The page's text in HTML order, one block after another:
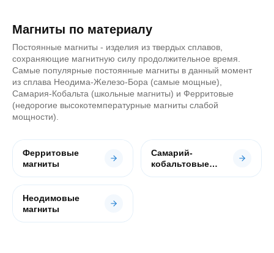
Магниты по материалу
Постоянные магниты - изделия из твердых сплавов,
сохраняющие магнитную силу продолжительное время.
Самые популярные постоянные магниты в данный момент
из сплава Неодима-Железо-Бора (самые мощные),
Самария-Кобальта (школьные магниты) и Ферритовые
(недорогие высокотемпературные магниты слабой
мощности).
Ферритовые
магниты
Самарий-
кобальтовые
магниты
Неодимовые
магниты